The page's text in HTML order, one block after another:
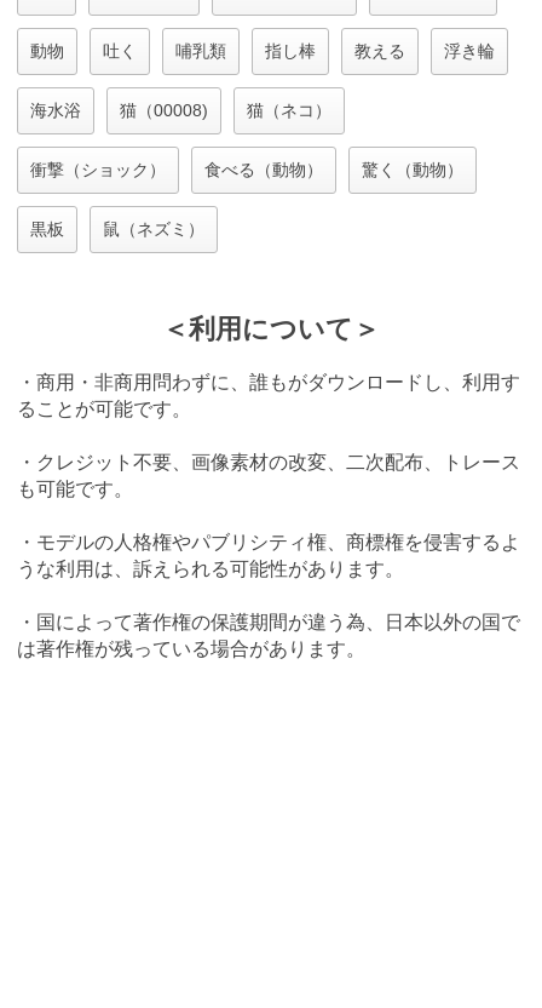
動物 吐く 哺乳類 指し棒 教える 浮き輪
海水浴 猫（00008) 猫（ネコ）
衝撃（ショック） 食べる（動物） 驚く（動物）
黒板 鼠（ネズミ）
＜利用について＞
・商用・非商用問わずに、誰もがダウンロードし、利用す
ることが可能です。
・クレジット不要、画像素材の改変、二次配布、トレース
も可能です。
・モデルの人格権やパブリシティ権、商標権を侵害するよ
うな利用は、訴えられる可能性があります。
・国によって著作権の保護期間が違う為、日本以外の国で
は著作権が残っている場合があります。